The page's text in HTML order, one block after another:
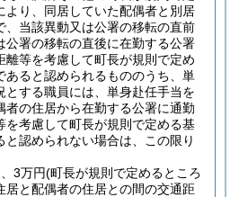
より、同居していた配偶者と別居
、当該異動又は公署の移転の直前
公署の移転の直後に在勤する公署
離等を考慮して町長が規則で定め
あると認められるもののうち、単
とする職員には、単身赴任手当を
者の住居から在勤する公署に通勤
を考慮して町長が規則で定める基
認められない場合は、この限り
3万円(町長が規則で定めるところ
居と配偶者の住居との間の交通距